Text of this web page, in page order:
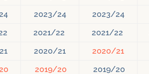
2023/24 2023/24
2021/22 2021/22
2020/21 2020/21
2019/20 2019/20